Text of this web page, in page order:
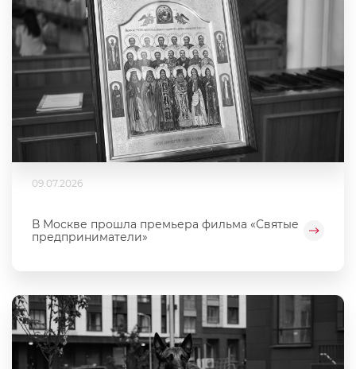
09.07.2026
В Москве прошла премьера фильма «Святые
предприниматели»